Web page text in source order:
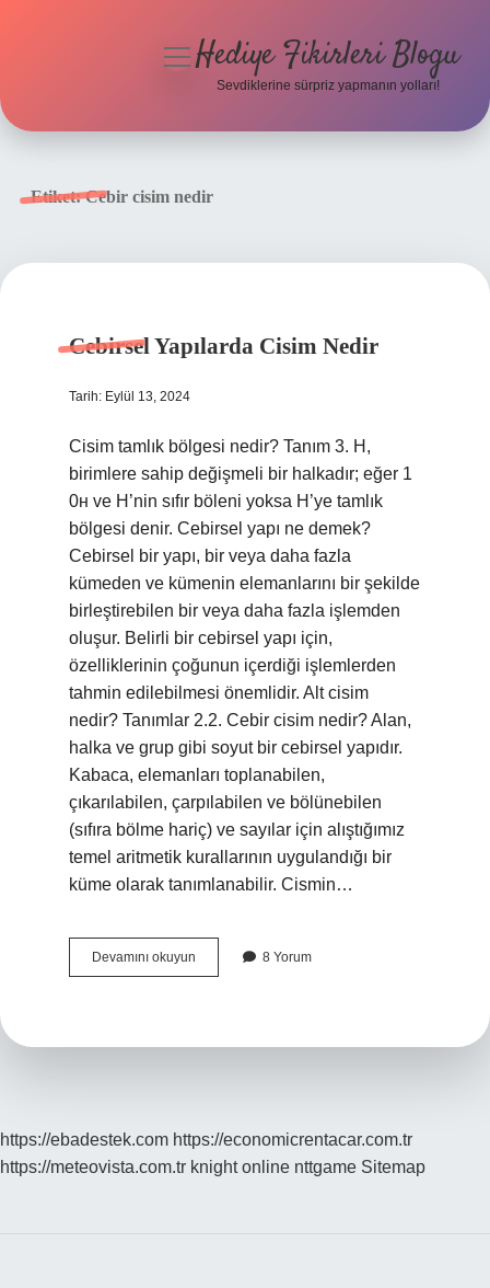
menüyüHediye Fikirleri Blogu
Sevdiklerine sürpriz yapmanın yolları!
Etiket:Cebir cisim nedir
Cebirsel Yapılarda Cisim Nedir
Tarih: Eylül 13, 2024
Cisim tamlık bölgesi nedir? Tanım 3. H,
birimlere sahip değişmeli bir halkadır; eğer 1
0н ve H’nin sıfır böleni yoksa H’ye tamlık
bölgesi denir. Cebirsel yapı ne demek?
Cebirsel bir yapı, bir veya daha fazla
kümeden ve kümenin elemanlarını bir şekilde
birleştirebilen bir veya daha fazla işlemden
oluşur. Belirli bir cebirsel yapı için,
özelliklerinin çoğunun içerdiği işlemlerden
tahmin edilebilmesi önemlidir. Alt cisim
nedir? Tanımlar 2.2. Cebir cisim nedir? Alan,
halka ve grup gibi soyut bir cebirsel yapıdır.
Kabaca, elemanları toplanabilen,
çıkarılabilen, çarpılabilen ve bölünebilen
(sıfıra bölme hariç) ve sayılar için alıştığımız
temel aritmetik kurallarının uygulandığı bir
küme olarak tanımlanabilir. Cismin…
Devamını okuyun Cebirsel
Yapılarda
8 Yorum
https://ebadestek.com https://economicrentacar.com.tr
https://meteovista.com.tr knight online nttgame Sitemap